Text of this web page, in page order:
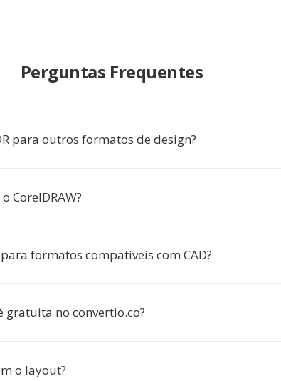
Perguntas Frequentes
para outros formatos de design?
CorelDRAW?
para formatos compatíveis com CAD?
gratuita no convertio.co?
o layout?